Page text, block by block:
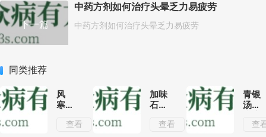
下一篇
中药方剂如何治疗头晕乏力易疲劳
中药方剂如何治疗头晕乏力易疲劳
同类推荐
风
寒、
之邪
查看
加味
石膏
汤治
查看
青银
汤治
行性
查